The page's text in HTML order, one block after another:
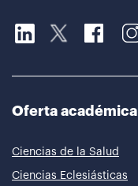
Oferta académica
Ciencias de la Salud
Ciencias Eclesiásticas